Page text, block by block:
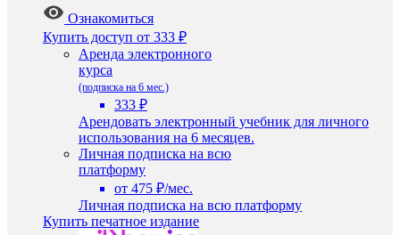
Ознакомиться
Купить доступ от 333 ₽
Аренда электронного
курса
(подписка на 6 мес.)
333 ₽
Арендовать электронный учебник для личного
использования на 6 месяцев.
Личная подписка на всю
платформу
от 475 ₽/мес.
Личная подписка на всю платформу
Купить печатное издание